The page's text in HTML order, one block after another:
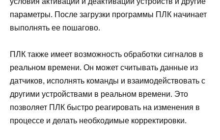
параметры. После загрузки программы ПЛК начинает
выполнять ее пошагово.
ПЛК также имеет возможность обработки сигналов в
реальном времени. Он может считывать данные из
датчиков, исполнять команды и взаимодействовать с
другими устройствами в реальном времени. Это
позволяет ПЛК быстро реагировать на изменения в
процессе и делать необходимые корректировки.